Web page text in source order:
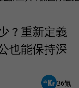
？重新定義
也能保持深
36氪